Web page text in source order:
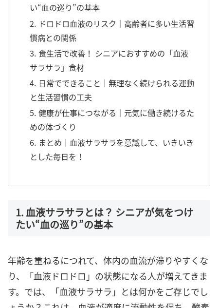
い“血の巡り”の基本
2. ドロドロ血液のリスク｜高齢者に多い生活習
慣病との関係
3. 食生活で改善！ シニアにおすすめの「血液
サラサラ」食材
4. 日常でできること｜無理なく続けられる運動
と生活習慣の工夫
5. 健康が仕事につながる｜元気に働き続けるた
めの体づくり
6. まとめ｜血液サラサラを意識して、いきいき
とした毎日を！
1. 血液サラサラとは？ シニアが気をつけ
たい“血の巡り”の基本
年齢を重ねるにつれて、体内の血流が滞りやすくな
り、「血液ドロドロ」の状態になる人が増えてきま
す。では、「血液サラサラ」とは何かをご存じでし